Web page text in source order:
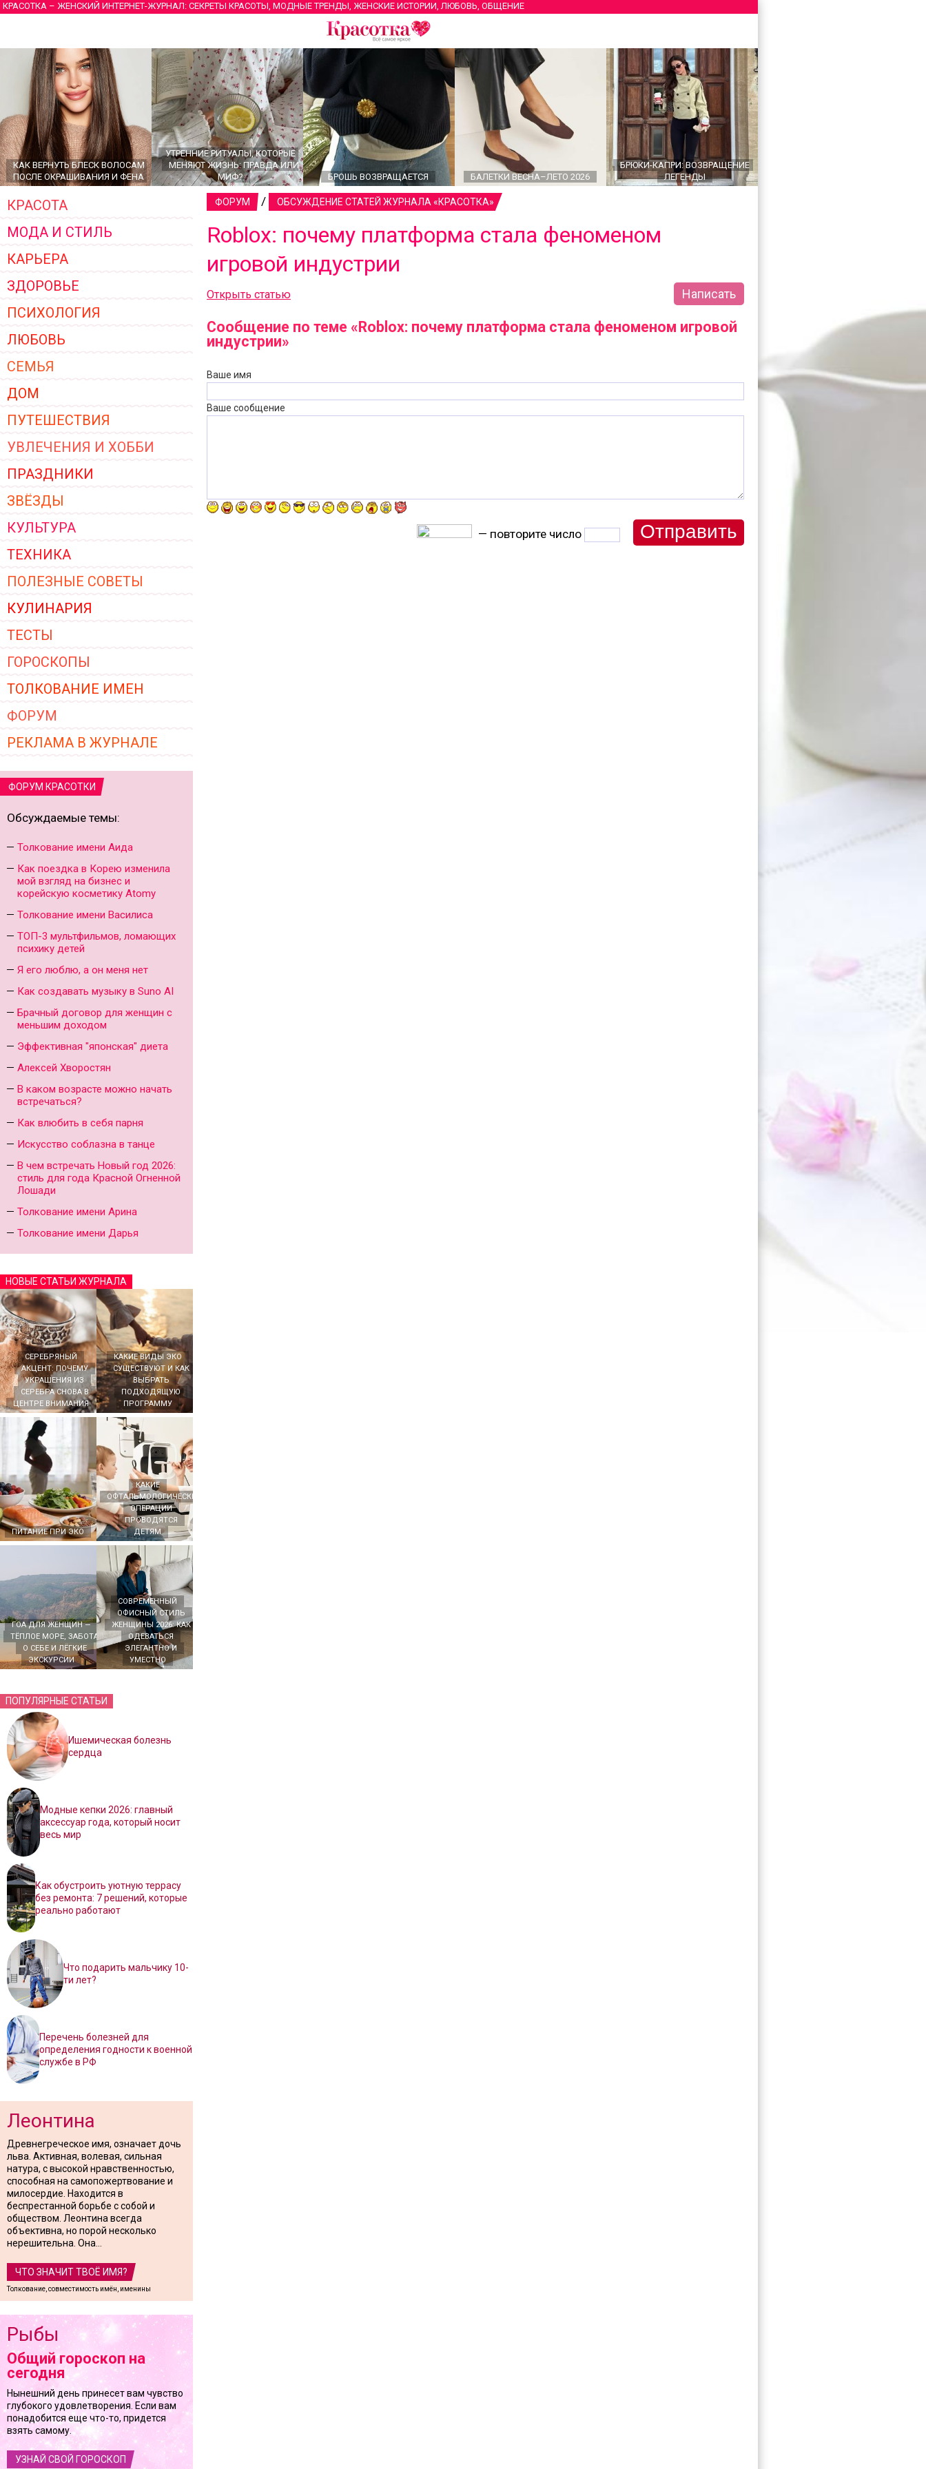
КРАСОТКА – ЖЕНСКИЙ ИНТЕРНЕТ-ЖУРНАЛ: СЕКРЕТЫ КРАСОТЫ, МОДНЫЕ ТРЕНДЫ, ЖЕНСКИЕ ИСТОРИИ, ЛЮБОВЬ, ОБЩЕНИЕ
КАК ВЕРНУТЬ БЛЕСК ВОЛОСАМ
ПОСЛЕ ОКРАШИВАНИЯ И ФЕНА
УТРЕННИЕ РИТУАЛЫ, КОТОРЫЕ
МЕНЯЮТ ЖИЗНЬ: ПРАВДА ИЛИ
МИФ?
БРОШЬ ВОЗВРАЩАЕТСЯ БАЛЕТКИ ВЕСНА–ЛЕТО 2026
БРЮКИ-КАПРИ: ВОЗВРАЩЕНИЕ
ЛЕГЕНДЫ
ГЛАВНЫЕ ТРЕНДЫ ВЕРХНЕЙ
ЖЕНСКОЙ ОДЕЖДЫ 2026
КРАСОТА
МОДА И СТИЛЬ
КАРЬЕРА
ЗДОРОВЬЕ
ПСИХОЛОГИЯ
ЛЮБОВЬ
СЕМЬЯ
ДОМ
ПУТЕШЕСТВИЯ
УВЛЕЧЕНИЯ И ХОББИ
ПРАЗДНИКИ
ЗВЁЗДЫ
КУЛЬТУРА
ТЕХНИКА
ПОЛЕЗНЫЕ СОВЕТЫ
КУЛИНАРИЯ
ТЕСТЫ
ГОРОСКОПЫ
ТОЛКОВАНИЕ ИМЕН
ФОРУМ
РЕКЛАМА В ЖУРНАЛЕ
ФОРУМ КРАСОТКИ
Обсуждаемые темы:
Толкование имени Аида
Как поездка в Корею изменила
мой взгляд на бизнес и
корейскую косметику Atomy
Толкование имени Василиса
ТОП-3 мультфильмов, ломающих
психику детей
Я его люблю, а он меня нет
Как создавать музыку в Suno AI
Брачный договор для женщин с
меньшим доходом
Эффективная "японская" диета
Алексей Хворостян
В каком возрасте можно начать
встречаться?
Как влюбить в себя парня
Искусство соблазна в танце
В чем встречать Новый год 2026:
стиль для года Красной Огненной
Лошади
Толкование имени Арина
Толкование имени Дарья
НОВЫЕ СТАТЬИ ЖУРНАЛА
СЕРЕБРЯНЫЙ
АКЦЕНТ: ПОЧЕМУ
УКРАШЕНИЯ ИЗ
СЕРЕБРА СНОВА В
ЦЕНТРЕ ВНИМАНИЯ
КАКИЕ ВИДЫ ЭКО
СУЩЕСТВУЮТ И КАК
ВЫБРАТЬ
ПОДХОДЯЩУЮ
ПРОГРАММУ
ПИТАНИЕ ПРИ ЭКО
КАКИЕ
ОФТАЛЬМОЛОГИЧЕСКИЕ
ОПЕРАЦИИ
ПРОВОДЯТСЯ
ДЕТЯМ
ГОА ДЛЯ ЖЕНЩИН —
ТЁПЛОЕ МОРЕ, ЗАБОТА
О СЕБЕ И ЛЁГКИЕ
ЭКСКУРСИИ
СОВРЕМЕННЫЙ
ОФИСНЫЙ СТИЛЬ
ЖЕНЩИНЫ 2026: КАК
ОДЕВАТЬСЯ
ЭЛЕГАНТНО И
УМЕСТНО
ПОПУЛЯРНЫЕ СТАТЬИ
Ишемическая болезнь
сердца
Модные кепки 2026: главный
аксессуар года, который носит
весь мир
Как обустроить уютную террасу
без ремонта: 7 решений, которые
реально работают
Что подарить мальчику 10-
ти лет?
Перечень болезней для
определения годности к военной
службе в РФ
Леонтина
Древнегреческое имя, означает дочь
льва. Активная, волевая, сильная
натура, с высокой нравственностью,
способная на самопожертвование и
милосердие. Находится в
беспрестанной борьбе с собой и
обществом. Леонтина всегда
объективна, но порой несколько
нерешительна. Она...
ЧТО ЗНАЧИТ ТВОЁ ИМЯ?
Толкование, совместимость имён, именины
Рыбы
Общий гороскоп на
сегодня
Нынешний день принесет вам чувство
глубокого удовлетворения. Если вам
понадобится еще что-то, придется
взять самому.
УЗНАЙ СВОЙ ГОРОСКОП
ФОРУМ / ОБСУЖДЕНИЕ СТАТЕЙ ЖУРНАЛА «КРАСОТКА»
Roblox: почему платформа стала феноменом
игровой индустрии
Открыть статью Написать
Сообщение по теме «Roblox: почему платформа стала феноменом игровой
индустрии»
Ваше имя
Ваше сообщение
— повторите число